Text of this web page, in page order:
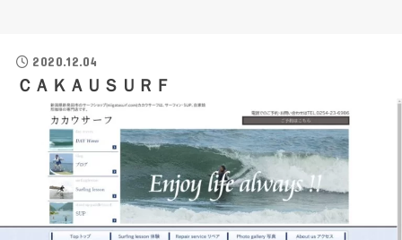
2020.12.04
ＣＡＫＡＵＳＵＲＦ